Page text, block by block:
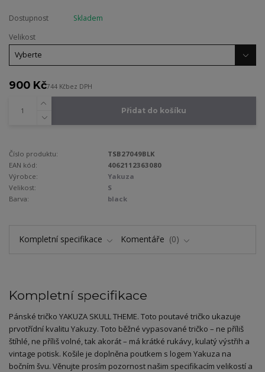
Dostupnost
Skladem
Velikost
900 Kč744 Kčbez DPH
Přidat do košíku
Číslo produktu:
TSB27049BLK
EAN kód:
4062112363080
Výrobce:
Yakuza
Velikost:
S
Barva:
black
Kompletní specifikace Komentáře 0
Kompletní specifikace
Pánské tričko YAKUZA SKULL THEME. Toto poutavé tričko ukazuje
prvotřídní kvalitu Yakuzy. Toto běžné vypasované tričko – ne příliš
štíhlé, ne příliš volné, tak akorát – má krátké rukávy, kulatý výstřih a
vintage potisk. Košile je doplněna poutkem s logem Yakuza na
bočním švu. Věnujte prosím pozornost našim specifikacím velikostí a